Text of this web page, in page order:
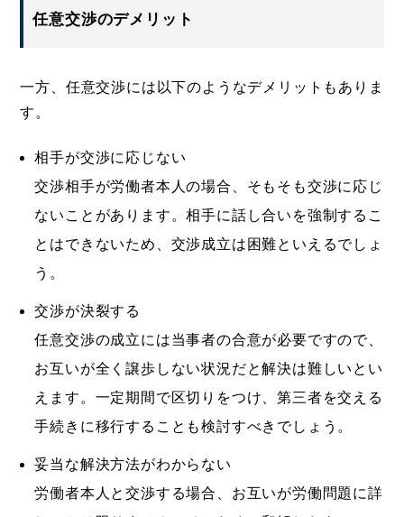
任意交渉のデメリット
一方、任意交渉には以下のようなデメリットもありま
す。
相手が交渉に応じない
交渉相手が労働者本人の場合、そもそも交渉に応じ
ないことがあります。相手に話し合いを強制するこ
とはできないため、交渉成立は困難といえるでしょ
う。
交渉が決裂する
任意交渉の成立には当事者の合意が必要ですので、
お互いが全く譲歩しない状況だと解決は難しいとい
えます。一定期間で区切りをつけ、第三者を交える
手続きに移行することも検討すべきでしょう。
妥当な解決方法がわからない
労働者本人と交渉する場合、お互いが労働問題に詳